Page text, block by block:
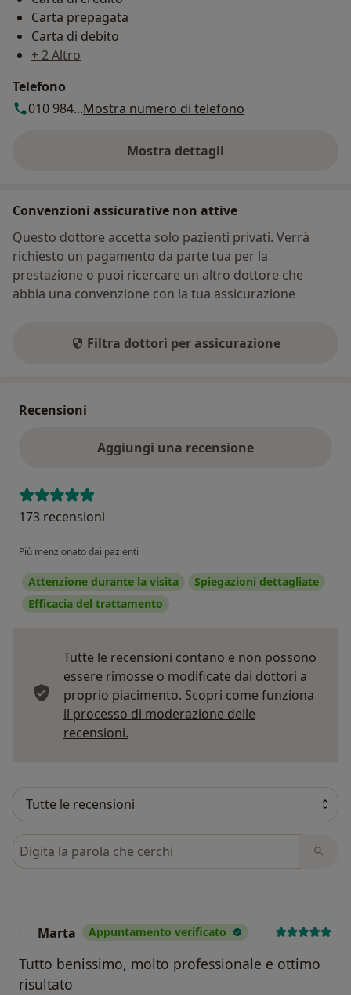
Carta prepagata
Carta di debito
+ 2 Altro
Telefono
010 984...Mostra numero di telefono
Mostra dettagli
sull'indirizzo
Convenzioni assicurative non attive
Questo dottore accetta solo pazienti privati. Verrà
richiesto un pagamento da parte tua per la
prestazione o puoi ricercare un altro dottore che
abbia una convenzione con la tua assicurazione
Filtra dottori per assicurazione
Recensioni
Aggiungi una recensione
173 recensioni
Più menzionato dai pazienti
Attenzione durante la visita
Spiegazioni dettagliate
Efficacia del trattamento
Tutte le recensioni contano e non possono
essere rimosse o modificate dai dottori a
proprio piacimento. Scopri come funziona
il processo di moderazione delle
recensioni.
Cerca nelle recensioni
Marta Appuntamento verificato
Tutto benissimo, molto professionale e ottimo
risultato